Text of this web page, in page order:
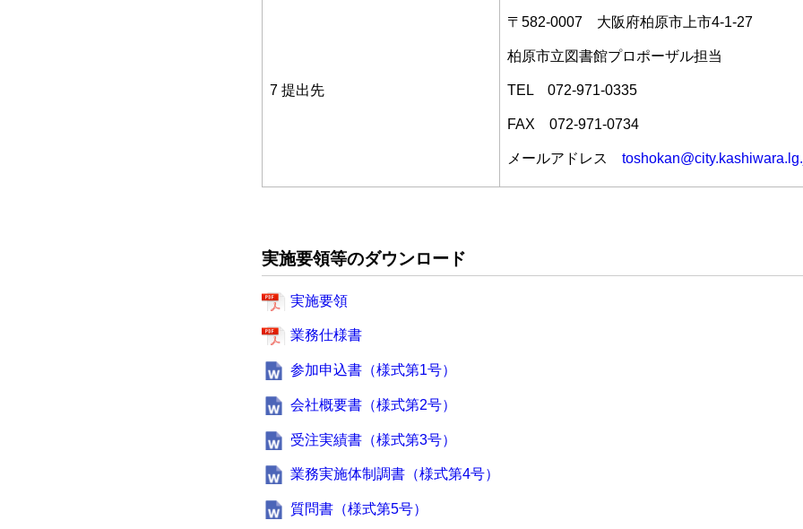
7 提出先
〒582-0007 大阪府柏原市上市4-1-27
柏原市立図書館プロポーザル担当
TEL 072-971-0335
FAX 072-971-0734
メールアドレス
実施要領等のダウンロード
実施要領
業務仕様書
参加申込書（様式第1号）
会社概要書（様式第2号）
受注実績書（様式第3号）
業務実施体制調書（様式第4号）
質問書（様式第5号）